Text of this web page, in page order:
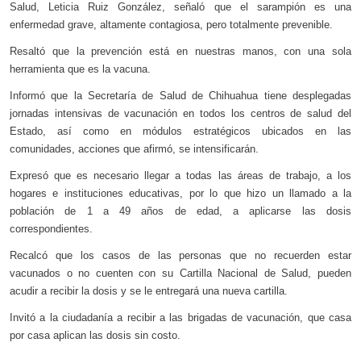
Salud, Leticia Ruiz González, señaló que el sarampión es una
enfermedad grave, altamente contagiosa, pero totalmente prevenible.
Resaltó que la prevención está en nuestras manos, con una sola
herramienta que es la vacuna.
Informó que la Secretaría de Salud de Chihuahua tiene desplegadas
jornadas intensivas de vacunación en todos los centros de salud del
Estado, así como en módulos estratégicos ubicados en las
comunidades, acciones que afirmó, se intensificarán.
Expresó que es necesario llegar a todas las áreas de trabajo, a los
hogares e instituciones educativas, por lo que hizo un llamado a la
población de 1 a 49 años de edad, a aplicarse las dosis
correspondientes.
Recalcó que los casos de las personas que no recuerden estar
vacunados o no cuenten con su Cartilla Nacional de Salud, pueden
acudir a recibir la dosis y se le entregará una nueva cartilla.
Invitó a la ciudadanía a recibir a las brigadas de vacunación, que casa
por casa aplican las dosis sin costo.